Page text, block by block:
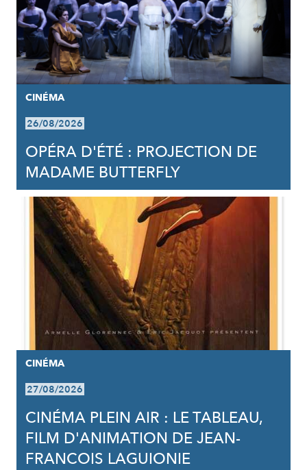
CINÉMA
26/08/2026
OPÉRA D'ÉTÉ : PROJECTION DE
MADAME BUTTERFLY
CINÉMA
27/08/2026
CINÉMA PLEIN AIR : LE TABLEAU,
FILM D'ANIMATION DE JEAN-
FRANCOIS LAGUIONIE